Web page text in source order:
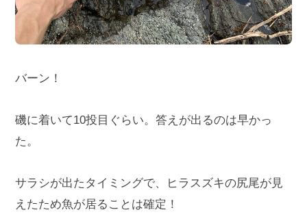
バーン！
磯に着いて10投目ぐらい。答えが出るのは早かっ
た。
サラシが出たタイミングで、ヒラスズキの尻尾が見
えたため魚が居ることは確定！